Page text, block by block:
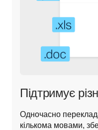
Підтримує
Одночасно
кількома мовами,